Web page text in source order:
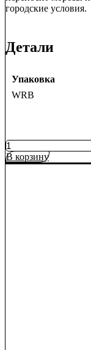
городские условия.
Детали
Упаковка
WRB
Количество
товара
Ель
В корзину